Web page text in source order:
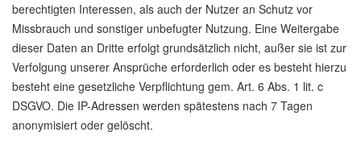
berechtigten Interessen, als auch der Nutzer an Schutz vor
Missbrauch und sonstiger unbefugter Nutzung. Eine Weitergabe
dieser Daten an Dritte erfolgt grundsätzlich nicht, außer sie ist zur
Verfolgung unserer Ansprüche erforderlich oder es besteht hierzu
besteht eine gesetzliche Verpflichtung gem. Art. 6 Abs. 1 lit. c
DSGVO. Die IP-Adressen werden spätestens nach 7 Tagen
anonymisiert oder gelöscht.